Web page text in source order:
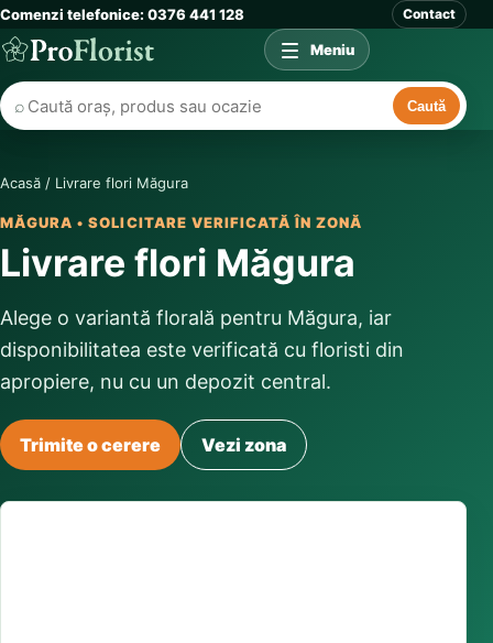
Comenzi telefonice: 0376 441 128 Contact
⌕ Caută
Meniu
Acasă / Livrare flori Măgura
MĂGURA • SOLICITARE VERIFICATĂ ÎN ZONĂ
Livrare flori Măgura
Alege o variantă florală pentru Măgura, iar
disponibilitatea este verificată cu floristi din
apropiere, nu cu un depozit central.
Trimite o cerere Vezi zona